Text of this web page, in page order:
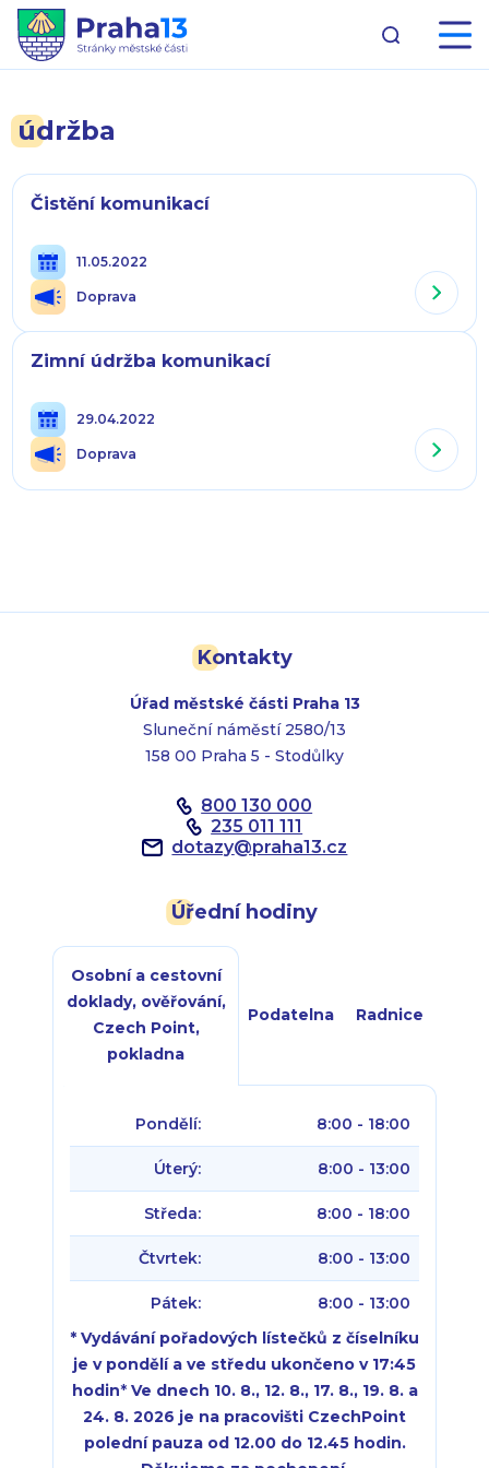
údržba
Čistění komunikací
11.05.2022
Doprava
Zimní údržba komunikací
29.04.2022
Doprava
Kontakty
Úřad městské části Praha 13
Sluneční náměstí 2580/13
158 00 Praha 5 - Stodůlky
800 130 000
235 011 111
dotazy@praha13.cz
Úřední hodiny
Osobní a cestovní
doklady, ověřování,
Czech Point,
pokladna
Podatelna Radnice
Pondělí: 8:00 - 18:00
Úterý: 8:00 - 13:00
Středa: 8:00 - 18:00
Čtvrtek: 8:00 - 13:00
Pátek:
8:00 - 13:00
* Vydávání pořadových lístečků z číselníku
je v pondělí a ve středu ukončeno v 17:45
hodin* Ve dnech 10. 8., 12. 8., 17. 8., 19. 8. a
24. 8. 2026 je na pracovišti CzechPoint
polední pauza od 12.00 do 12.45 hodin.